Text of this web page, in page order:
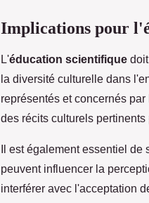
Implications pour
L'éducation scientifique
la diversité culturelle dans
représentés et concernés
des récits culturels
Il est également essentiel
peuvent influencer la
interférer avec l'acceptation